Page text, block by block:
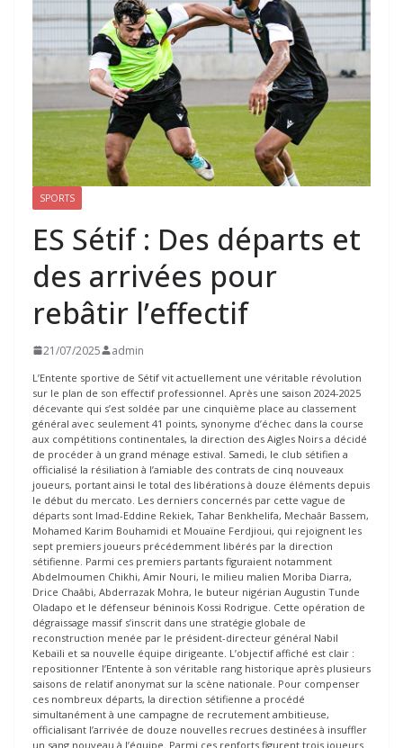
SPORTS
ES Sétif : Des départs et
des arrivées pour
rebâtir l’effectif
21/07/2025 admin
L’Entente sportive de Sétif vit actuellement une véritable révolution
sur le plan de son effectif professionnel. Après une saison 2024-2025
décevante qui s’est soldée par une cinquième place au classement
général avec seulement 41 points, synonyme d’échec dans la course
aux compétitions continentales, la direction des Aigles Noirs a décidé
de procéder à un grand ménage estival. Samedi, le club sétifien a
officialisé la résiliation à l’amiable des contrats de cinq nouveaux
joueurs, portant ainsi le total des libérations à douze éléments depuis
le début du mercato. Les derniers concernés par cette vague de
départs sont Imad-Eddine Rekiek, Tahar Benkhelifa, Mechaâr Bassem,
Mohamed Karim Bouhamidi et Mouaïne Ferdjioui, qui rejoignent les
sept premiers joueurs précédemment libérés par la direction
sétifienne. Parmi ces premiers partants figuraient notamment
Abdelmoumen Chikhi, Amir Nouri, le milieu malien Moriba Diarra,
Drice Chaâbi, Abderrazak Mohra, le buteur nigérian Augustin Tunde
Oladapo et le défenseur béninois Kossi Rodrigue. Cette opération de
dégraissage massif s’inscrit dans une stratégie globale de
reconstruction menée par le président-directeur général Nabil
Kebaïli et sa nouvelle équipe dirigeante. L’objectif affiché est clair :
repositionner l’Entente à son véritable rang historique après plusieurs
saisons de relatif anonymat sur la scène nationale. Pour compenser
ces nombreux départs, la direction sétifienne a procédé
simultanément à une campagne de recrutement ambitieuse,
officialisant l’arrivée de douze nouvelles recrues destinées à insuffler
un sang nouveau à l’équipe. Parmi ces renforts figurent trois joueurs